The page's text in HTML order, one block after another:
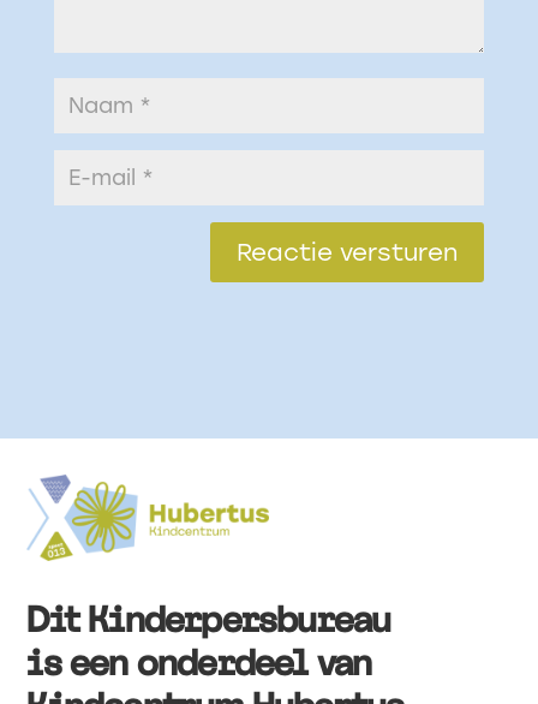
Reactie versturen
Dit Kinderpersbureau
is een onderdeel van